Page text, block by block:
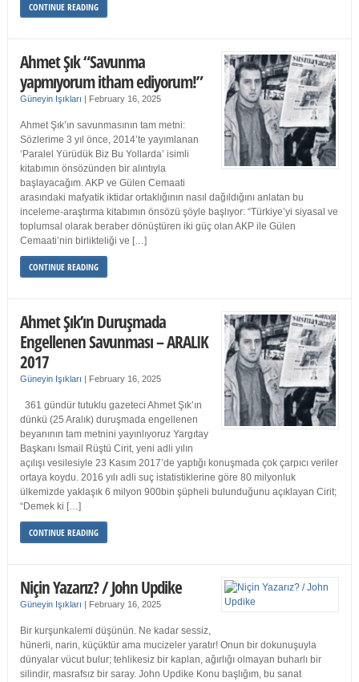
CONTINUE READING
Ahmet Şık “Savunma
yapmıyorum itham ediyorum!”
Güneyin Işıkları | February 16, 2025
Ahmet Şık’ın savunmasının tam metni:
Sözlerime 3 yıl önce, 2014’te yayımlanan
‘Paralel Yürüdük Biz Bu Yollarda’ isimli
kitabımın önsözünden bir alıntıyla
başlayacağım. AKP ve Gülen Cemaati
arasındaki mafyatik iktidar ortaklığının nasıl dağıldığını anlatan bu
inceleme-araştırma kitabımın önsözü şöyle başlıyor: “Türkiye’yi siyasal ve
toplumsal olarak beraber dönüştüren iki güç olan AKP ile Gülen
Cemaati’nin birlikteliği ve […]
CONTINUE READING
Ahmet Şık’ın Duruşmada
Engellenen Savunması – ARALIK
2017
Güneyin Işıkları | February 16, 2025
361 gündür tutuklu gazeteci Ahmet Şık’ın
dünkü (25 Aralık) duruşmada engellenen
beyanının tam metnini yayınlıyoruz Yargıtay
Başkanı İsmail Rüştü Cirit, yeni adli yılın
açılışı vesilesiyle 23 Kasım 2017’de yaptığı konuşmada çok çarpıcı veriler
ortaya koydu. 2016 yılı adli suç istatistiklerine göre 80 milyonluk
ülkemizde yaklaşık 6 milyon 900bin şüpheli bulunduğunu açıklayan Cirit;
“Demek ki […]
CONTINUE READING
Niçin Yazarız? / John Updike
Güneyin Işıkları | February 16, 2025
Bir kurşunkalemi düşünün. Ne kadar sessiz,
hünerli, narin, küçüktür ama mucizeler yaratır! Onun bir dokunuşuyla
dünyalar vücut bulur; tehlikesiz bir kaplan, ağırlığı olmayan buharlı bir
silindir, masrafsız bir saray. John Updike Konu başlığım, bu sanat